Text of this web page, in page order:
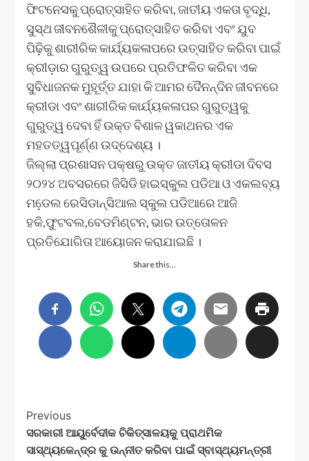
ଫିଟନେସକୁ ପ୍ରୋତ୍ସାହିତ କରିବା, ଜାତୀୟ ଏକତା ବୃଦ୍ଧି,
ସୁସ୍ଥ ଜୀବନଶୈଳୀକୁ ପ୍ରୋତ୍ସାହିତ କରିବା ଏବଂ ଯୁବ
ପିଢ଼ିକୁ ଶାରୀରିକ କାର୍ଯ୍ୟକଳାପରେ ଉତ୍ସାହିତ କରିବା ପାଇଁ
କ୍ରୀଡ଼ାର ଗୁରୁତ୍ୱ ଉପରେ ପ୍ରତିଫଳିତ କରିବା ଏକ
ସୁବିଧାଜନକ ମୁହୂର୍ତ୍ତ ଯାହା କି ଆମର ଦୈନନ୍ଦିନ ଜୀବନରେ
କ୍ରୀଡା ଏବଂ ଶାରୀରିକ କାର୍ଯ୍ୟକଳାପର ଗୁରୁତ୍ୱକୁ
ଗୁରୁତ୍ୱ ଦେବା ହିଁ ଉକ୍ତ ବିଶାଳ ୱକାଥନର ଏକ
ମହତତ୍ୱପୂର୍ଣ୍ଣ ଉଦ୍ଦେଶ୍ୟ ।
ଜିଲ୍ଲା ପ୍ରଶାସନ ପକ୍ଷରୁ ଉକ୍ତ ଜାତୀୟ କ୍ରୀଡା ଦିବସ
୨୦୨୪ ଅବସରରେ ଜିସିଡି ହାଇସ୍କୁଲ ପଡିଆ ଓ ଏକଲବ୍ୟ
ମଡେ଼ଲ ରେସିଡାନ୍ସିଆଲ ସ୍କୁଲ ପଡିଆରେ ଆଜି
ହକି,ଫୁଟବଲ,ବେଡମିଣ୍ଟନ, ଭାର ଉତ୍ତୋଳନ
ପ୍ରତିଯୋଗିତା ଆୟୋଜନ କରାଯାଇଛି ।
Share this…
Post
Navigation
Previous
ସରକାରୀ ଆୟୁର୍ବେଦୀକ ଚିକିତ୍ସାଳୟକୁ ପ୍ରାଥମିକ
ସାସ୍ଥ୍ୟକେନ୍ଦ୍ର କୁ ଉନ୍ନୀତ କରିବା ପାଇଁ ସ୍ବାସ୍ଥ୍ୟମନ୍ତ୍ରୀ